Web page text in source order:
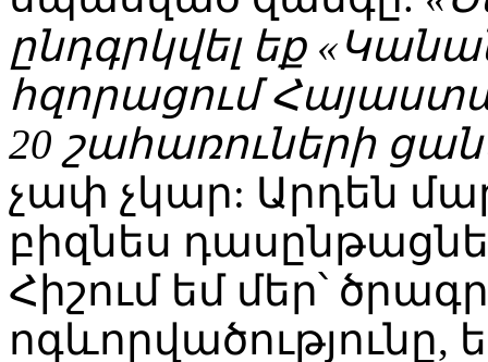
ընդգրկվել եք
հզորացում
20 շահառուների
չափ չկար: Արդեն
բիզնես
Հիշում եմ մեր՝
ոգևորվածությունը,